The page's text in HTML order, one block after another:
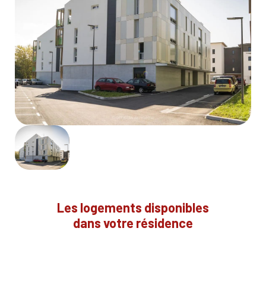
Les logements disponibles
dans votre résidence